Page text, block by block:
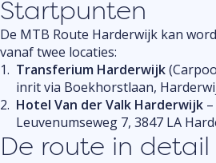
Startpunten
De MTB Route Harderwijk kan
vanaf twee locaties:
Transferium Harderwijk
inrit via Boekhorstlaan,
Hotel Van der Valk Harderwijk –
Leuvenumseweg 7, 3847 LA
De route in detail